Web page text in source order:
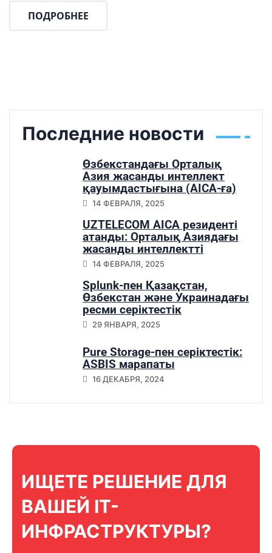
ПОДРОБНЕЕ
Последние новости
Өзбекстандағы Орталық
Азия жасанды интеллект
қауымдастығына (AICA-ға)
қосылу
14 ФЕВРАЛЯ, 2025
UZTELECOM AICA резиденті
атанды: Орталық Азиядағы
жасанды интеллектті
дамытудағы маңызды қадам
14 ФЕВРАЛЯ, 2025
Splunk-пен Қазақстан,
Өзбекстан және Украинадағы
ресми серіктестік
29 ЯНВАРЯ, 2025
Pure Storage-пен серіктестік:
ASBIS марапаты
16 ДЕКАБРЯ, 2024
ИЩЕТЕ РЕШЕНИЕ ДЛЯ
ВАШЕЙ IT-
ИНФРАСТРУКТУРЫ?